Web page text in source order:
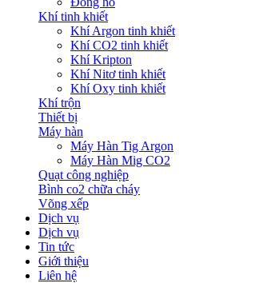
Khí tinh khiết
Khí Argon tinh khiết
Khí CO2 tinh khiết
Khí Kripton
Khí Nitơ tinh khiết
Khí Oxy tinh khiết
Khí trộn
Thiết bị
Máy hàn
Máy Hàn Tig Argon
Máy Hàn Mig CO2
Quạt công nghiệp
Bình co2 chữa cháy
Võng xếp
Dịch vụ
Dịch vụ
Tin tức
Giới thiệu
Liên hệ